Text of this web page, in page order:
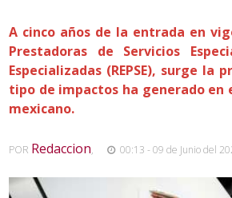
A cinco años de la entrada en
Prestadoras de Servicios
Especializadas (REPSE), surge la
tipo de impactos ha generado en
mexicano.
POR Redaccion, 00:13 - 09 de Junio del